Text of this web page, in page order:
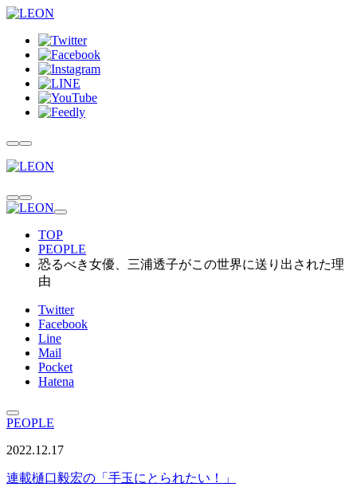
TOP
PEOPLE
恐るべき女優、三浦透子がこの世界に送り出された理
由
Twitter
Facebook
Line
Mail
Pocket
Hatena
PEOPLE
2022.12.17
連載樋口毅宏の「手玉にとられたい！」